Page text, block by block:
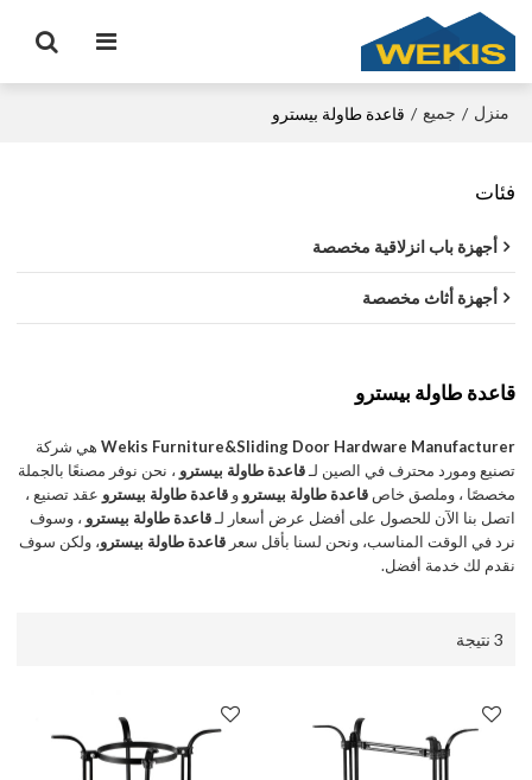
منزل / جميع / قاعدة طاولة بيسترو
فئات
أجهزة باب انزلاقية مخصصة
أجهزة أثاث مخصصة
قاعدة طاولة بيسترو
Wekis Furniture&Sliding Door Hardware Manufacturer هي شركة
تصنيع ومورد محترف في الصين لـقاعدة طاولة بيسترو ، نحن نوفر مصنعًا بالجملة
مخصصًا ، وملصق خاصقاعدة طاولة بيسترو وقاعدة طاولة بيسترو عقد تصنيع ،
اتصل بنا الآن للحصول على أفضل عرض أسعار لـقاعدة طاولة بيسترو ، وسوف
نرد في الوقت المناسب، ونحن لسنا بأقل سعرقاعدة طاولة بيسترو، ولكن سوف
نقدم لك خدمة أفضل.
3 نتيجة